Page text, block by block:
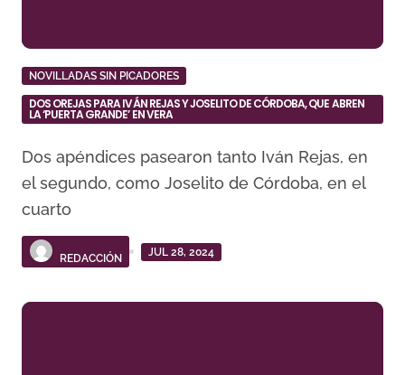
NOVILLADAS SIN PICADORES
DOS OREJAS PARA IVÁN REJAS Y JOSELITO DE CÓRDOBA, QUE ABREN
LA ‘PUERTA GRANDE’ EN VERA
Dos apéndices pasearon tanto Iván Rejas, en
el segundo, como Joselito de Córdoba, en el
cuarto
REDACCIÓN
JUL 28, 2024